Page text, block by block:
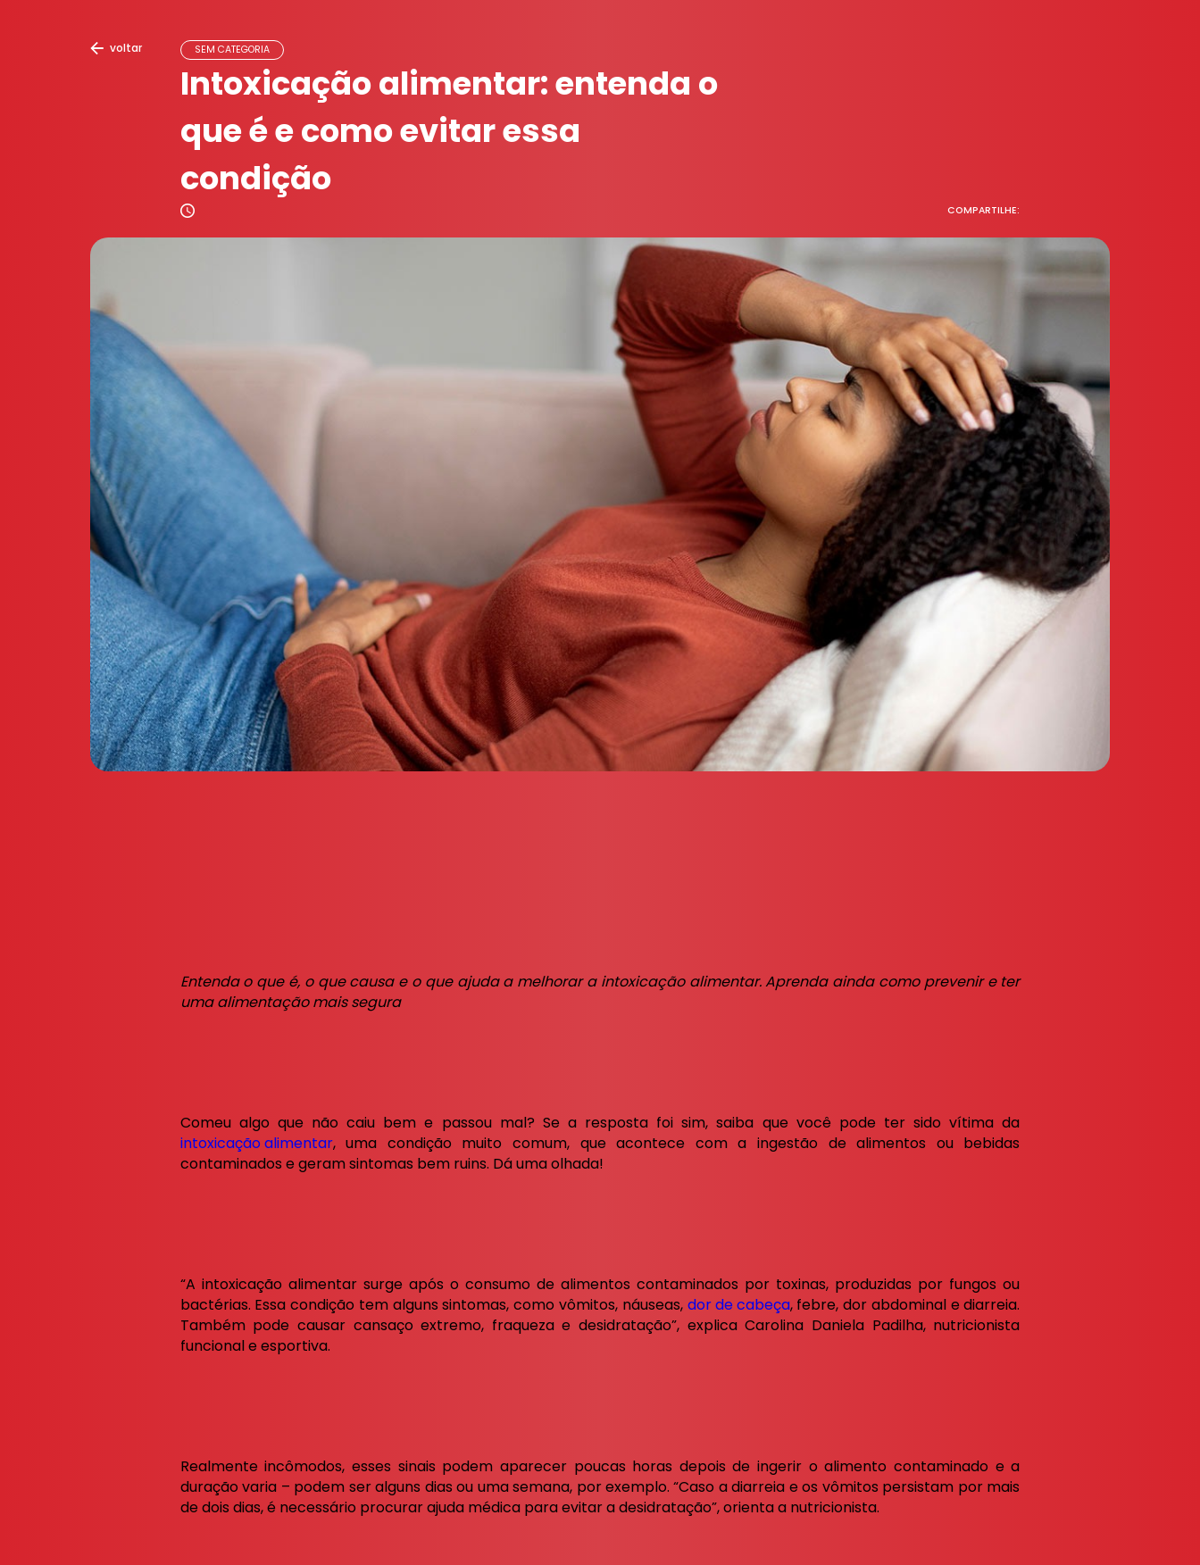
voltar SEM CATEGORIA
Intoxicação alimentar: entenda o
que é e como evitar essa
condição
COMPARTILHE:
Entenda o que é, o que causa e o que ajuda a melhorar a intoxicação alimentar. Aprenda ainda como prevenir e ter
uma alimentação mais segura
Comeu algo que não caiu bem e passou mal? Se a resposta foi sim, saiba que você pode ter sido vítima da
intoxicação alimentar, uma condição muito comum, que acontece com a ingestão de alimentos ou bebidas
contaminados e geram sintomas bem ruins. Dá uma olhada!
“A intoxicação alimentar surge após o consumo de alimentos contaminados por toxinas, produzidas por fungos ou
bactérias. Essa condição tem alguns sintomas, como vômitos, náuseas, dor de cabeça, febre, dor abdominal e diarreia.
Também pode causar cansaço extremo, fraqueza e desidratação”, explica Carolina Daniela Padilha, nutricionista
funcional e esportiva.
Realmente incômodos, esses sinais podem aparecer poucas horas depois de ingerir o alimento contaminado e a
duração varia – podem ser alguns dias ou uma semana, por exemplo. “Caso a diarreia e os vômitos persistam por mais
de dois dias, é necessário procurar ajuda médica para evitar a desidratação”, orienta a nutricionista.